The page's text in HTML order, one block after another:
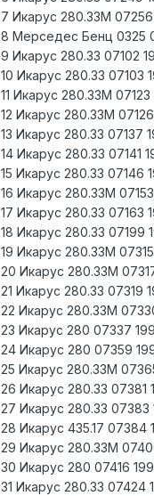
7 Икарус 280.33М
8 Мерседес Бенц 0325
9 Икарус 280.33 07102
10 Икарус 280.33 07103
11 Икарус 280.33М
12 Икарус 280.33М
13 Икарус 280.33 07137
14 Икарус 280.33 07141
15 Икарус 280.33 07146
16 Икарус 280.33М
17 Икарус 280.33 07163
18 Икарус 280.33 07199
19 Икарус 280.33М
20 Икарус 280.33М
21 Икарус 280.33 07319
22 Икарус 280.33М
23 Икарус 280 07337
24 Икарус 280 07359
25 Икарус 280.33М
26 Икарус 280.33 07381
27 Икарус 280.33
28 Икарус 435.17
29 Икарус 280.33М
30 Икарус 280 07416
31 Икарус 280.33